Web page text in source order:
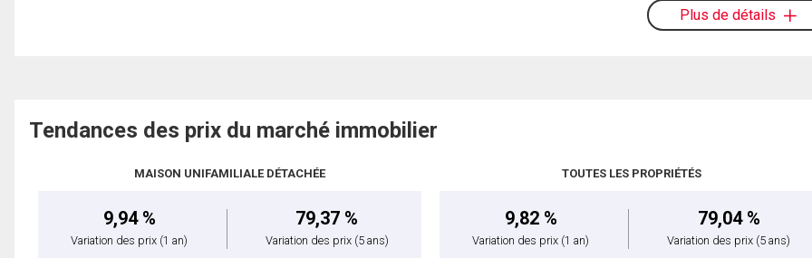
Plus de détails
Tendances des prix du marché immobilier
MAISON UNIFAMILIALE DÉTACHÉE
9,94 %
Variation des prix (1 an)
79,37 %
Variation des prix (5 ans)
TOUTES LES PROPRIÉTÉS
9,82 %
Variation des prix (1 an)
79,04 %
Variation des prix (5 ans)